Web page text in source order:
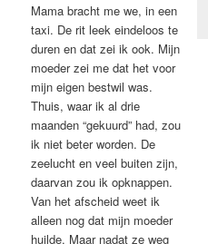
Mama bracht me we, in een
taxi. De rit leek eindeloos te
duren en dat zei ik ook. Mijn
moeder zei me dat het voor
mijn eigen bestwil was.
Thuis, waar ik al drie
maanden “gekuurd” had, zou
ik niet beter worden. De
zeelucht en veel buiten zijn,
daarvan zou ik opknappen.
Van het afscheid weet ik
alleen nog dat mijn moeder
huilde. Maar nadat ze weg